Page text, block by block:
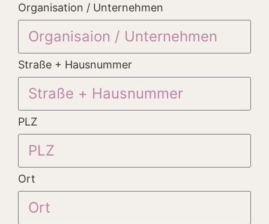
Organisation / Unternehmen
Straße + Hausnummer
PLZ
Ort